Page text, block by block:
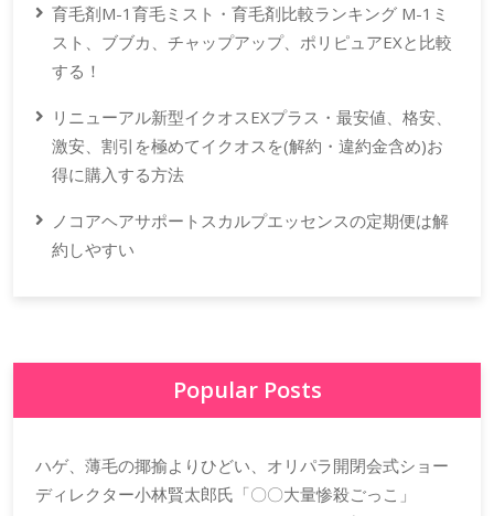
育毛剤M-1育毛ミスト・育毛剤比較ランキング M-1ミ
スト、ブブカ、チャップアップ、ポリピュアEXと比較
する！
リニューアル新型イクオスEXプラス・最安値、格安、
激安、割引を極めてイクオスを(解約・違約金含め)お
得に購入する方法
ノコアヘアサポートスカルプエッセンスの定期便は解
約しやすい
Popular Posts
ハゲ、薄毛の揶揄よりひどい、オリパラ開閉会式ショー
ディレクター小林賢太郎氏「〇〇大量惨殺ごっこ」